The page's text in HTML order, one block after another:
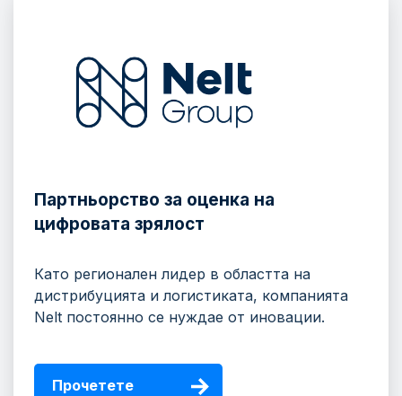
Партньорство за оценка на
цифровата зрялост
Като регионален лидер в областта на
дистрибуцията и логистиката, компанията
Nelt постоянно се нуждае от иновации.
Прочетете